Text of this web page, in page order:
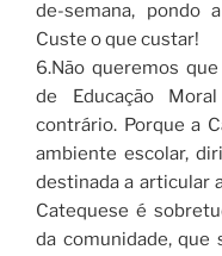
de-semana, pondo
Custe o que custar!
6.Não queremos
de Educação
contrário. Porque a
ambiente escolar,
destinada a articular
Catequese é
da comunidade, que